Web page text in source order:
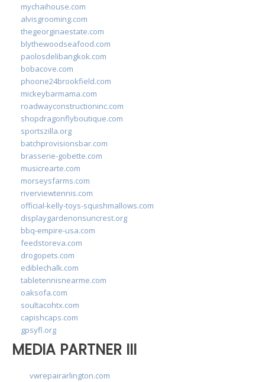
mychaihouse.com
alvisgrooming.com
thegeorginaestate.com
blythewoodseafood.com
paolosdelibangkok.com
bobacove.com
phoone24brookfield.com
mickeybarmama.com
roadwayconstructioninc.com
shopdragonflyboutique.com
sportszilla.org
batchprovisionsbar.com
brasserie-gobette.com
musicrearte.com
morseysfarms.com
riverviewtennis.com
official-kelly-toys-squishmallows.com
displaygardenonsuncrest.org
bbq-empire-usa.com
feedstoreva.com
drogopets.com
ediblechalk.com
tabletennisnearme.com
oaksofa.com
soultacohtx.com
capishcaps.com
gpsyfl.org
MEDIA PARTNER III
vwrepairarlington.com